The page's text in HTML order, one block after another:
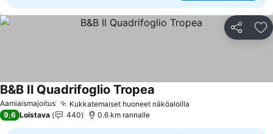
Jaa
Aamiaismajoitus Kukkatemaiset huoneet näköaloilla
B&B Il Quadrifoglio Tropea
9,6 Loistava 440 0.6 km rannalle